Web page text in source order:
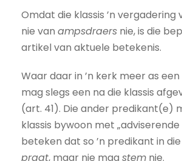
Omdat die klassis ’n vergadering
nie van ampsdraers nie, is die
artikel van aktuele betekenis.
Waar daar in ’n kerk meer as
mag slegs een na die klassis
(art. 41). Die ander predikant(e)
klassis bywoon met „adviserende
beteken dat so ’n predikant in
praat, maar nie mag stem nie.